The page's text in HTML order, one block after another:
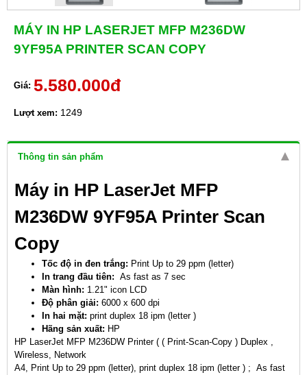
MÁY IN HP LASERJET MFP M236DW
9YF95A PRINTER SCAN COPY
Giá: 5.580.000đ
Lượt xem: 1249
Thông tin sản phẩm
Máy in HP LaserJet MFP
M236DW 9YF95A Printer Scan
Copy
Tốc độ in đen trắng: Print Up to 29 ppm (letter)
In trang đầu tiên: As fast as 7 sec
Màn hình: 1.21" icon LCD
Độ phân giải: 6000 x 600 dpi
In hai mặt: print duplex 18 ipm (letter )
Hãng sản xuất: HP
HP LaserJet MFP M236DW Printer ( ( Print-Scan-Copy ) Duplex ,
Wireless, Network
A4, Print Up to 29 ppm (letter), print duplex 18 ipm (letter ) ; As fast